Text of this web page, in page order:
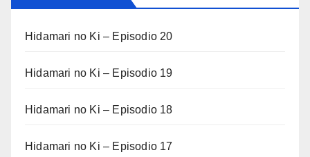
Hidamari no Ki – Episodio 20
Hidamari no Ki – Episodio 19
Hidamari no Ki – Episodio 18
Hidamari no Ki – Episodio 17